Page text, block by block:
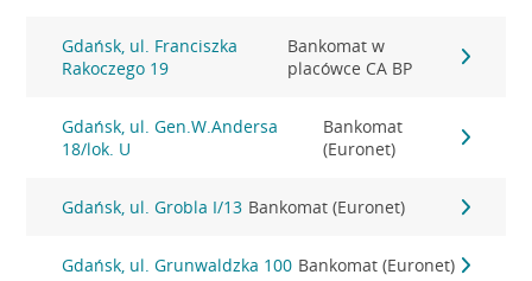
Gdańsk, ul. Franciszka
Rakoczego 19
Bankomat w
placówce CA BP
Gdańsk, ul. Gen.W.Andersa
18/lok. U
Bankomat
(Euronet)
Gdańsk, ul. Grobla I/13 Bankomat (Euronet)
Gdańsk, ul. Grunwaldzka 100 Bankomat (Euronet)